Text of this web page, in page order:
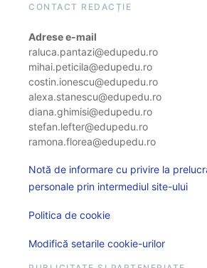
CONTACT REDACȚIE
Adrese e-mail
raluca.pantazi@edupedu.ro
mihai.peticila@edupedu.ro
costin.ionescu@edupedu.ro
alexa.stanescu@edupedu.ro
diana.ghimisi@edupedu.ro
stefan.lefter@edupedu.ro
ramona.florea@edupedu.ro
Notă de informare cu privire la
personale prin intermediul site-ului
Politica de cookie
Modifică setarile cookie-urilor